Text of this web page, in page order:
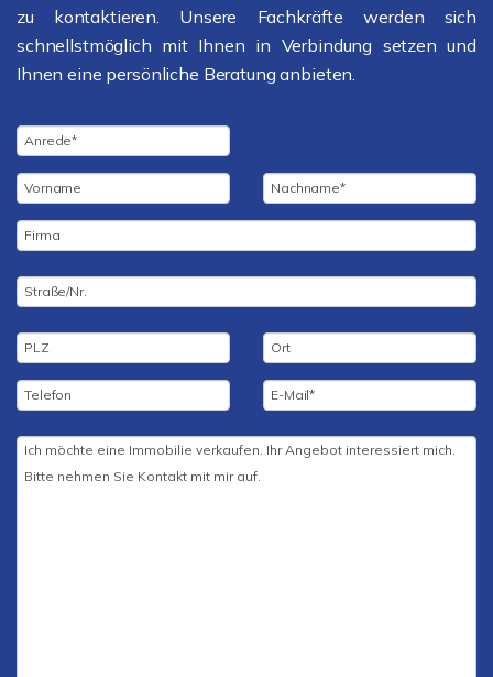
zu kontaktieren. Unsere Fachkräfte werden sich
schnellstmöglich mit Ihnen in Verbindung setzen und
Ihnen eine persönliche Beratung anbieten.